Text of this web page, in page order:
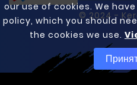
our use of cookies. We
policy, which you should
the cookies we use.
© 2024 -